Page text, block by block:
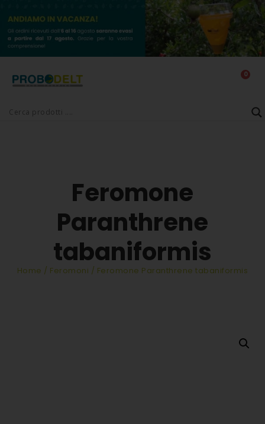
0
Feromone
Paranthrene
tabaniformis
Home / Feromoni / Feromone Paranthrene tabaniformis